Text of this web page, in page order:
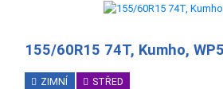
155/60R15 74T, Kumho,
ZIMNÍ STŘED